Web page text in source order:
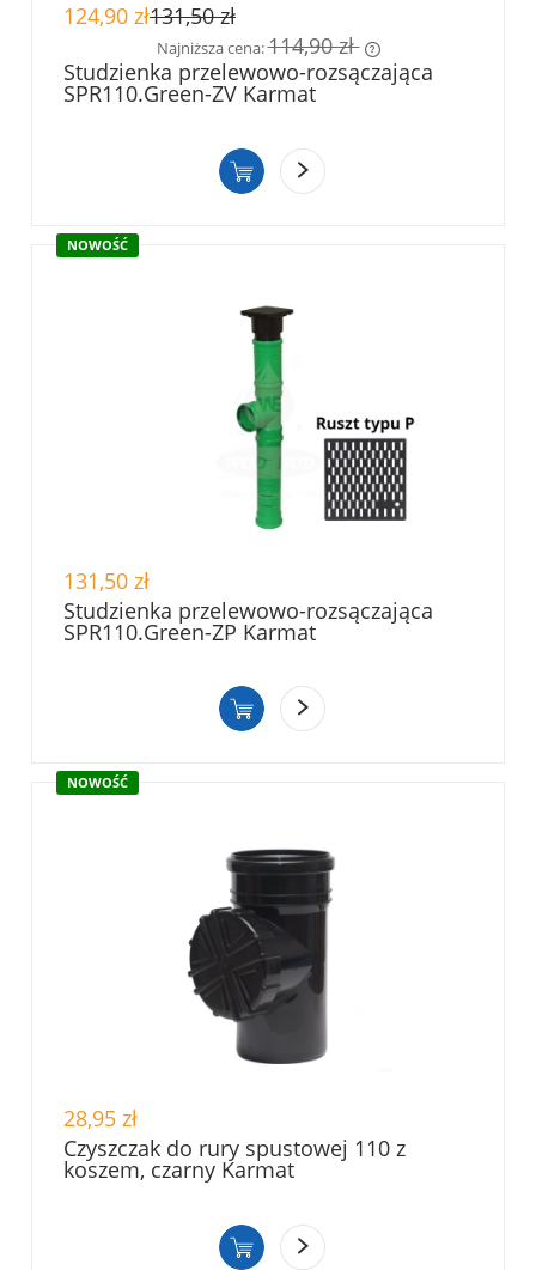
124,90 zł131,50 zł
Najniższa cena:114,90 zł
Jeżeli produkt jest sprzedawany krócej niż
momentu, kiedy produkt pojawił się w
Studzienka przelewowo-rozsączająca
SPR110.Green-ZV Karmat
131,50 zł
Studzienka przelewowo-rozsączająca
SPR110.Green-ZP Karmat
NOWOŚĆ
28,95 zł
Czyszczak do rury spustowej 110 z
koszem, czarny Karmat
NOWOŚĆ